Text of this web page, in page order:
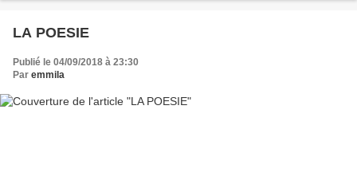
LA POESIE
Publié le 04/09/2018 à 23:30
Par emmila